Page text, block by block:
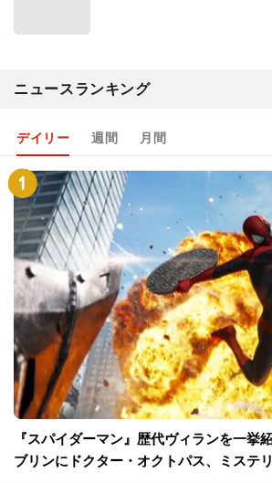
ニュースランキング
デイリー 週間 月間
『スパイダーマン』歴代ヴィランを一挙
ブリンにドクター・オクトパス、ミステ